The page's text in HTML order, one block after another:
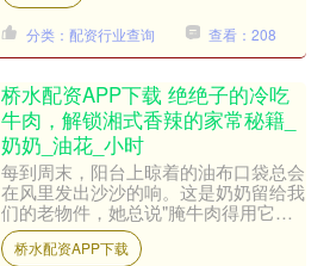
分类：配资行业查询 查看：208
桥水配资APP下载 绝绝子的冷吃
牛肉，解锁湘式香辣的家常秘籍_
奶奶_油花_小时
每到周末，阳台上晾着的油布口袋总会
在风里发出沙沙的响。这是奶奶留给我
们的老物件，她总说"腌牛肉得用它，
透气不串味"。前些天我用它装了半斤
牛肉条，结果被邻居的猫咪....
桥水配资APP下载